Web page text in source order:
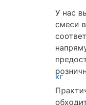
У нас
смеси